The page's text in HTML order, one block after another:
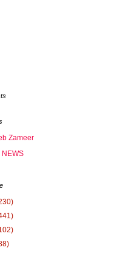
Zameer
NEWS